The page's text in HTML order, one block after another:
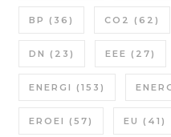
BP (36) CO2 (62)
DN (23) EEE (27)
ENERGI (153)
EROEI (57) EU (41)